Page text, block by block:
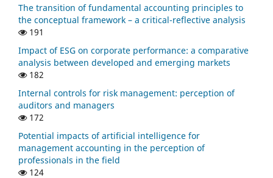
The transition of fundamental accounting principles to
the conceptual framework – a critical-reflective analysis
191
Impact of ESG on corporate performance: a comparative
analysis between developed and emerging markets
182
Internal controls for risk management: perception of
auditors and managers
172
Potential impacts of artificial intelligence for
management accounting in the perception of
professionals in the field
124